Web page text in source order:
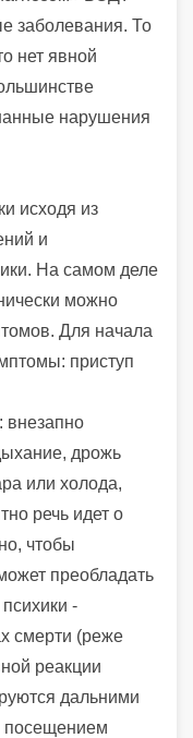
заболевания. То
нет явной
нарушения
исходя из
и
На самом деле
можно
Для начала
приступ
дрожь
или холода,
речь идет о
чтобы
преобладать
-
смерти (реже
реакции
дальними
посещением